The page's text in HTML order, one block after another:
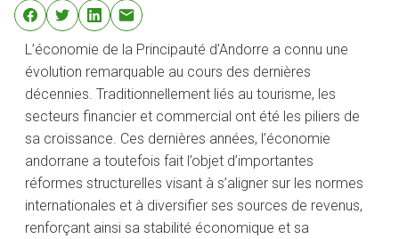
L’économie de la Principauté d’Andorre a connu une
évolution remarquable au cours des dernières
décennies. Traditionnellement liés au tourisme, les
secteurs financier et commercial ont été les piliers de
sa croissance. Ces dernières années, l’économie
andorrane a toutefois fait l’objet d’importantes
réformes structurelles visant à s’aligner sur les normes
internationales et à diversifier ses sources de revenus,
renforçant ainsi sa stabilité économique et sa